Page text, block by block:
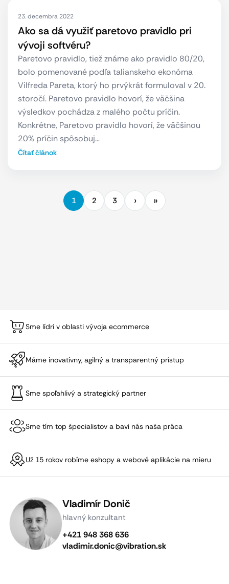
23. decembra 2022
Ako sa dá využiť paretovo pravidlo pri
vývoji softvéru?
Paretovo pravidlo, tiež známe ako pravidlo 80/20,
bolo pomenované podľa talianskeho ekonóma
Vilfreda Pareta, ktorý ho prvýkrát formuloval v 20.
storočí. Paretovo pravidlo hovorí, že väčšina
výsledkov pochádza z malého počtu príčin.
Konkrétne, Paretovo pravidlo hovorí, že väčšinou
20% príčin spôsobuj…
Čítať článok
1 2 3
Sme lídri v oblasti vývoja ecommerce
Máme inovatívny, agilný a transparentný prístup
Sme spoľahlivý a strategický partner
Sme tím top špecialistov a baví nás naša práca
Už 15 rokov robíme eshopy a webové aplikácie na mieru
Vladimír Donič
hlavný konzultant
+421 948 368 636
vladimir.donic@vibration.sk